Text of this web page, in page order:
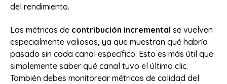
del rendimiento.
Las métricas de contribución incremental se vuelven
especialmente valiosas, ya que muestran qué habría
pasado sin cada canal específico. Esto es más útil que
simplemente saber qué canal tuvo el último clic.
También debes monitorear métricas de calidad del